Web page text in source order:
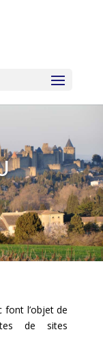
font l’objet de
de sites